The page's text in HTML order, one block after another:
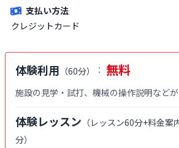
支払い方法
クレジットカード
体験利用 （60分） ： 無料
施設の見学・試打、機械の操作説明などが
体験レッスン （レッスン60分+料金案
分）